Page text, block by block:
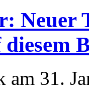
Neuer
am 31.